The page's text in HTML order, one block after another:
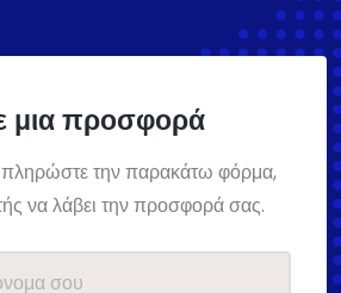
μια προσφορά
την παρακάτω φόρμα,
να λάβει την προσφορά σας.